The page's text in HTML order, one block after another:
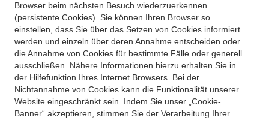
Browser beim nächsten Besuch wiederzuerkennen
(persistente Cookies). Sie können Ihren Browser so
einstellen, dass Sie über das Setzen von Cookies informiert
werden und einzeln über deren Annahme entscheiden oder
die Annahme von Cookies für bestimmte Fälle oder generell
ausschließen. Nähere Informationen hierzu erhalten Sie in
der Hilfefunktion Ihres Internet Browsers. Bei der
Nichtannahme von Cookies kann die Funktionalität unserer
Website eingeschränkt sein. Indem Sie unser „Cookie-
Banner“ akzeptieren, stimmen Sie der Verarbeitung Ihrer